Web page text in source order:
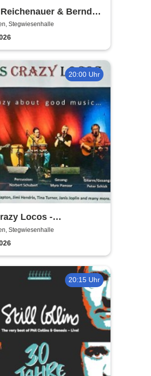
& Bernd
Stegwiesenhalle
20:00 Uhr
Locos -
unplugged
Stegwiesenhalle
20:15 Uhr